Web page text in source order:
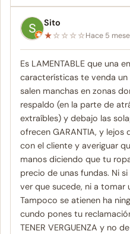
Sito
★☆☆☆☆Hace 5
Es LAMENTABLE que una
características te venda
salen manchas en zonas
respaldo (en la parte de
extraíbles) y debajo las
ofrecen GARANTIA, y lejos
con el cliente y averiguar
manos diciendo que tu
precio de unas fundas. Ni
ver que sucede, ni a tomar
Tampoco se atienen ha
cundo pones tu
TENER VERGUENZA y no